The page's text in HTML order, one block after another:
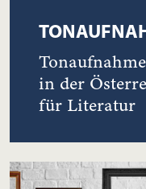
in der
für Literatur